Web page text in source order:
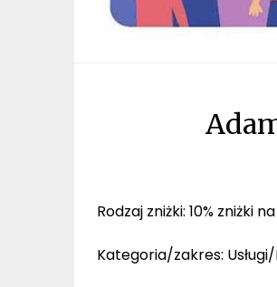
Rodzaj zniżki: 10% zniżki
Kategoria/zakres: